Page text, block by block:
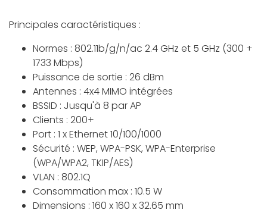
Principales caractéristiques :
Normes : 802.11b/g/n/ac 2.4 GHz et 5 GHz (300 +
1733 Mbps)
Puissance de sortie : 26 dBm
Antennes : 4x4 MIMO intégrées
BSSID : Jusqu'à 8 par AP
Clients : 200+
Port : 1 x Ethernet 10/100/1000
Sécurité : WEP, WPA-PSK, WPA-Enterprise
(WPA/WPA2, TKIP/AES)
VLAN : 802.1Q
Consommation max : 10.5 W
Dimensions : 160 x 160 x 32.65 mm